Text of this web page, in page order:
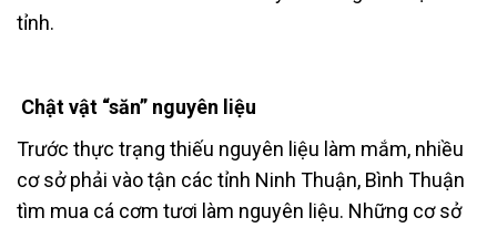
tỉnh.
Chật vật “săn” nguyên liệu
Trước thực trạng thiếu nguyên liệu làm mắm, nhiều
cơ sở phải vào tận các tỉnh Ninh Thuận, Bình Thuận
tìm mua cá cơm tươi làm nguyên liệu. Những cơ sở